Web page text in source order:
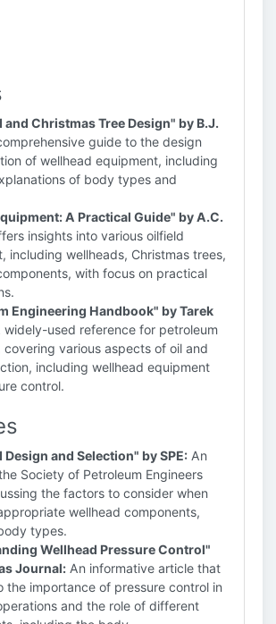
and Christmas Tree Design" by B.J.
guide to the design
of wellhead equipment, including
of body types and
A Practical Guide" by A.C.
insights into various oilfield
including wellheads, Christmas trees,
with focus on practical
Engineering Handbook" by Tarek
widely-used reference for petroleum
covering various aspects of oil and
including wellhead equipment
control.
Design and Selection" by SPE: An
Society of Petroleum Engineers
the factors to consider when
wellhead components,
types.
Wellhead Pressure Control"
Journal: An informative article that
the importance of pressure control in
and the role of different